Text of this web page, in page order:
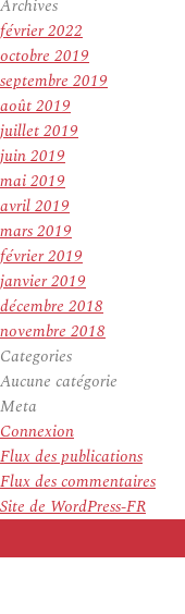
Archives
février 2022
octobre 2019
septembre 2019
août 2019
juillet 2019
juin 2019
mai 2019
avril 2019
mars 2019
février 2019
janvier 2019
décembre 2018
novembre 2018
Categories
Aucune catégorie
Meta
Connexion
Flux des publications
Flux des commentaires
Site de WordPress-FR